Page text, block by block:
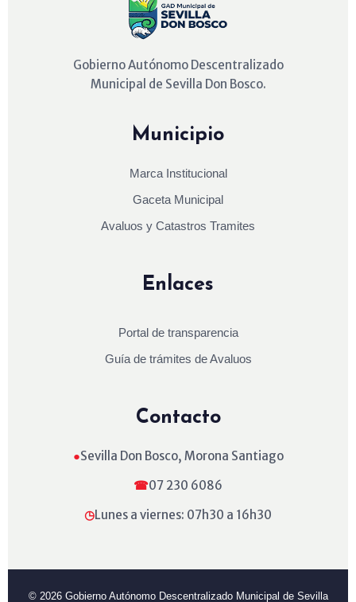
Gobierno Autónomo Descentralizado
Municipal de Sevilla Don Bosco.
Municipio
Marca Institucional
Gaceta Municipal
Avaluos y Catastros Tramites
Enlaces
Portal de transparencia
Guía de trámites de Avaluos
Contacto
●Sevilla Don Bosco, Morona Santiago
☎07 230 6086
◷Lunes a viernes: 07h30 a 16h30
© 2026 Gobierno Autónomo Descentralizado Municipal de Sevilla